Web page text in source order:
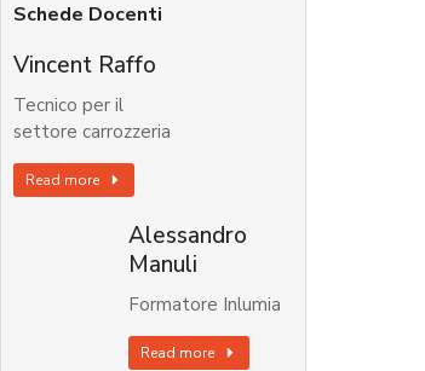
Schede Docenti
Vincent Raffo
Tecnico per il
settore carrozzeria
Read more
Alessandro
Manuli
Formatore Inlumia
Read more